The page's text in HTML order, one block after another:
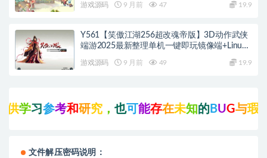
游戏源码 9 月前 47 19.9
Y561【笑傲江湖256超改魂帝版】3D动作武侠
端游2025最新整理单机一键即玩镜像端+Linux
手工服务端+网页注册+GM工具+GM命令+PC客
户端+教程
游戏源码 9 月前 49 19.9
考和研究，也可能 存在未知的BUG与瑕疵，可先
文件解压密码说明：